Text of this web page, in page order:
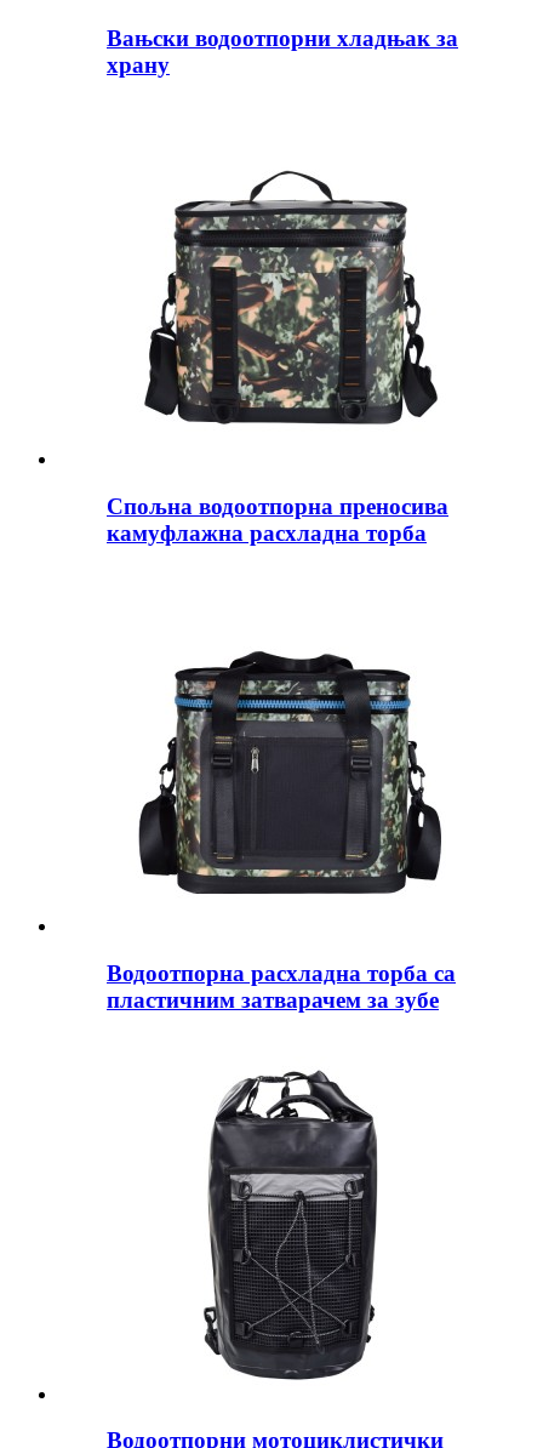
Вањски водоотпорни хладњак за
храну
Спољна водоотпорна преносива
камуфлажна расхладна торба
Водоотпорна расхладна торба са
пластичним затварачем за зубе
Водоотпорни мотоциклистички